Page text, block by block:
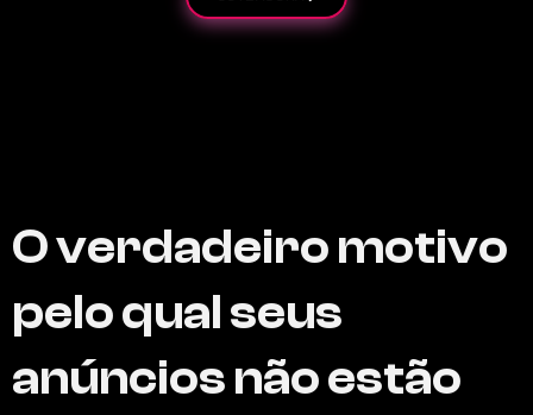
O verdadeiro motivo
pelo qual seus
anúncios não estão